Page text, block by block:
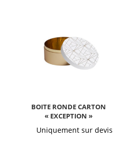
Boite ronde carton
« Exception »
Uniquement sur devis